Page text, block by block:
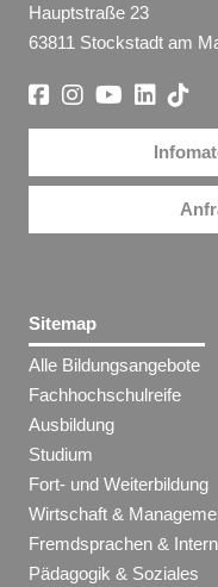
Hauptstraße 23
63811 Stockstadt am
Sitemap
Alle Bildungsangebote
Fachhochschulreife
Ausbildung
Studium
Fort- und Weiterbildung
Wirtschaft &
Fremdsprachen &
Pädagogik & Soziales